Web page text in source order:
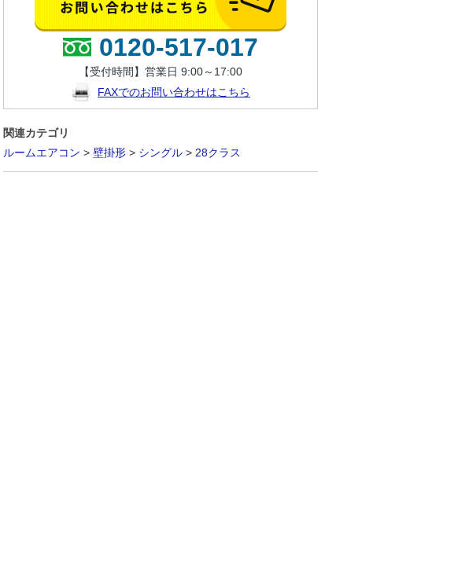
0120-517-017
【受付時間】営業日 9:00～17:00
FAXでのお問い合わせはこちら
関連カテゴリ
ルームエアコン > 壁掛形 > シングル > 28クラス